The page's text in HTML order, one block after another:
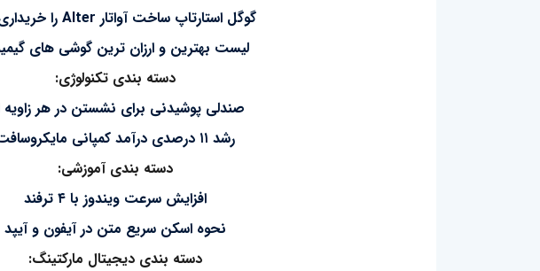
گوگل استارتاپ ساخت آواتار Alter را خریداری کرد
لیست بهترین و ارزان ترین گوشی های
دسته بندی تکنولوژی:
صندلی پوشیدنی برای نشستن در هر زاویه
رشد ۱۱ درصدی درآمد کمپانی مایکروسافت
دسته بندی آموزشی:
افزایش سرعت ویندوز با ۴ ترفند
نحوه اسکن سریع متن در آیفون و آیپد
دسته بندی دیجیتال مارکتینگ: